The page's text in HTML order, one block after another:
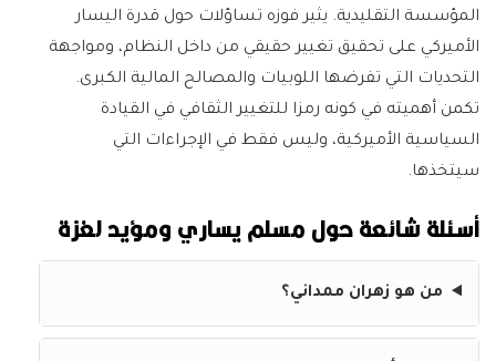
المؤسسة التقليدية. يثير فوزه تساؤلات حول قدرة اليسار
الأميركي على تحقيق تغيير حقيقي من داخل النظام، ومواجهة
التحديات التي تفرضها اللوبيات والمصالح المالية الكبرى.
تكمن أهميته في كونه رمزا للتغيير الثقافي في القيادة
السياسية الأميركية، وليس فقط في الإجراءات التي
سيتخذها.
أسئلة شائعة حول مسلم يساري ومؤيد لغزة
من هو زهران ممداني؟